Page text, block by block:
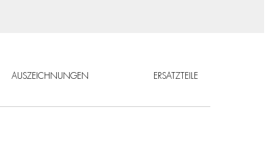
AUSZEICHNUNGEN ERSATZTEILE